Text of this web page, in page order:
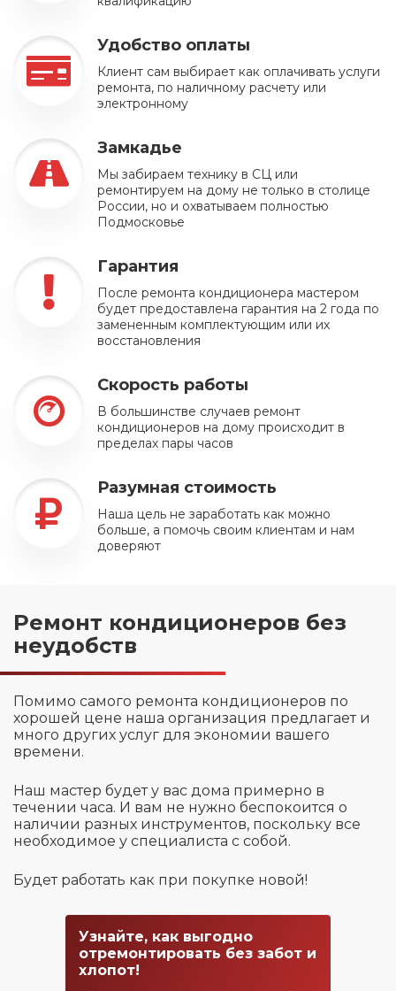
Удобство оплаты
Клиент сам выбирает как оплачивать услуги
ремонта, по наличному расчету или
электронному
Замкадье
Мы забираем технику в СЦ или
ремонтируем на дому не только в столице
России, но и охватываем полностью
Подмосковье
Гарантия
После ремонта кондиционера мастером
будет предоставлена гарантия на 2 года по
замененным комплектующим или их
восстановления
Скорость работы
В большинстве случаев ремонт
кондиционеров на дому происходит в
пределах пары часов
Разумная стоимость
Наша цель не заработать как можно
больше, а помочь своим клиентам и нам
доверяют
Ремонт кондиционеров без
неудобств
Помимо самого ремонта кондиционеров по
хорошей цене наша организация предлагает и
много других услуг для экономии вашего
времени.
Наш мастер будет у вас дома примерно в
течении часа. И вам не нужно беспокоится о
наличии разных инструментов, поскольку все
необходимое у специалиста с собой.
Будет работать как при покупке новой!
Узнайте, как выгодно
отремонтировать без забот и
хлопот!